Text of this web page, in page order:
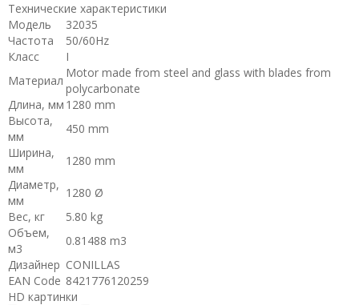
Технические характеристики
Модель
32035
Частота
50/60Hz
Класс
I
Материал
Motor made from steel and glass with blades from
polycarbonate
Длина, мм 1280 mm
Высота,
мм
450 mm
Ширина,
мм
1280 mm
Диаметр,
мм
1280 Ø
Вес, кг
5.80 kg
Объем,
м3
0.81488 m3
Дизайнер CONILLAS
EAN Code 8421776120259
HD картинки